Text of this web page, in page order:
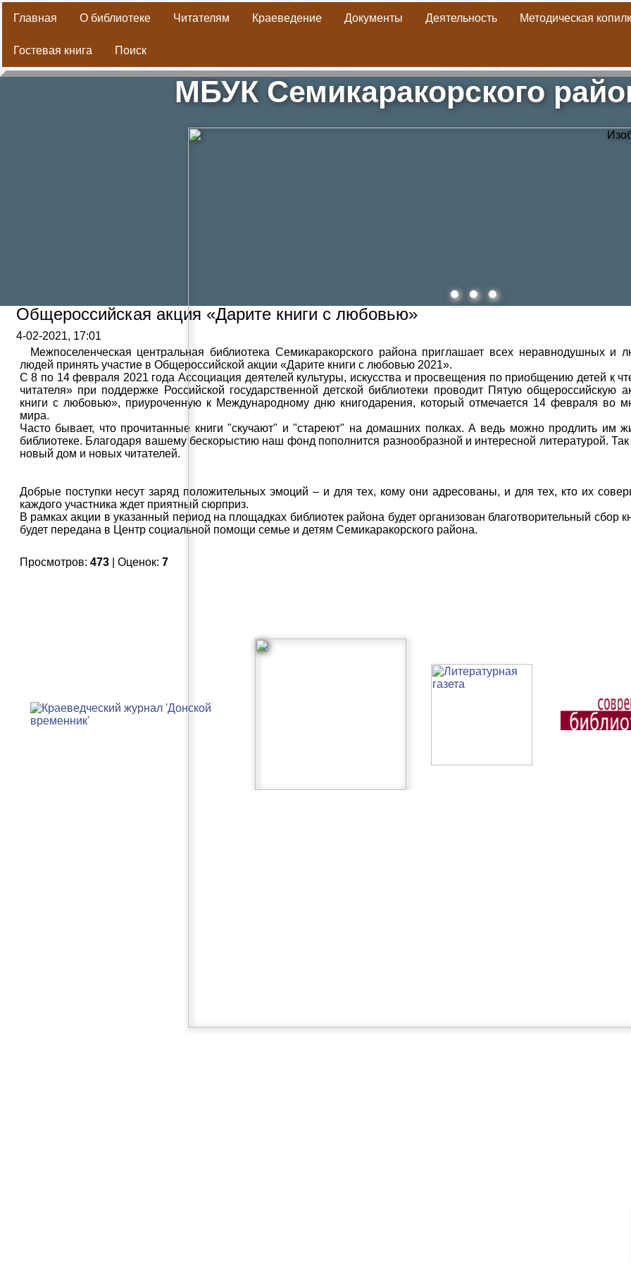
МБУК Семикаракорского
Главная О библиотеке Читателям Краеведение Документы Деятельность Методическая
Гостевая книга Поиск
Общероссийская акция «Дарите книги с любовью»
4-02-2021, 17:01
Межпоселенческая центральная библиотека Семикаракорского района приглашает всех неравнодушных и
людей принять участие в Общероссийской акции «Дарите книги с любовью 2021».
С 8 по 14 февраля 2021 года Ассоциация деятелей культуры, искусства и просвещения по приобщению детей к
читателя» при поддержке Российской государственной детской библиотеки проводит Пятую общероссийскую
книги с любовью», приуроченную к Международному дню книгодарения, который отмечается 14 февраля во
мира.
Часто бывает, что прочитанные книги "скучают" и "стареют" на домашних полках. А ведь можно продлить им
библиотеке. Благодаря вашему бескорыстию наш фонд пополнится разнообразной и интересной литературой. Так
новый дом и новых читателей.
Добрые поступки несут заряд положительных эмоций – и для тех, кому они адресованы, и для тех, кто их
каждого участника ждет приятный сюрприз.
В рамках акции в указанный период на площадках библиотек района будет организован благотворительный сбор
будет передана в Центр социальной помощи семье и детям Семикаракорского района.
Просмотров: 473| Оценок: 7